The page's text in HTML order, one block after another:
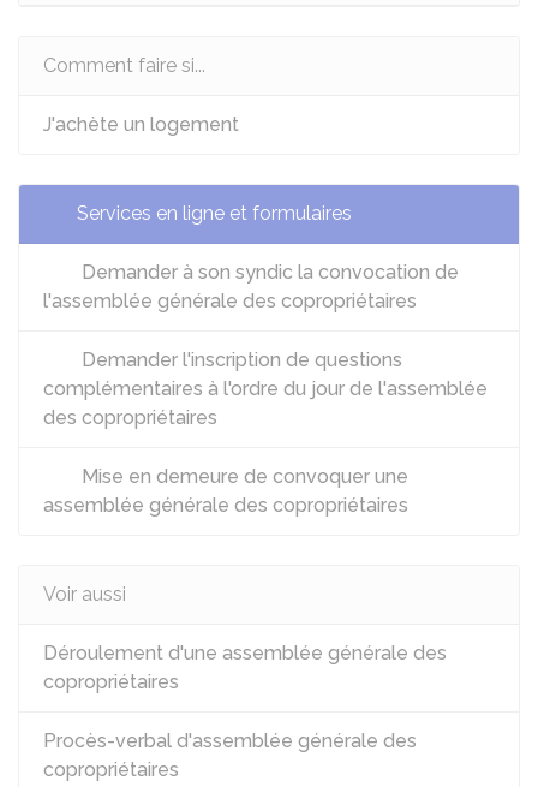
Comment faire si...
J'achète un logement
Services en ligne et formulaires
Demander à son syndic la convocation de
l'assemblée générale des copropriétaires
Demander l'inscription de questions
complémentaires à l'ordre du jour de l'assemblée
des copropriétaires
Mise en demeure de convoquer une
assemblée générale des copropriétaires
Voir aussi
Déroulement d'une assemblée générale des
copropriétaires
Procès-verbal d'assemblée générale des
copropriétaires